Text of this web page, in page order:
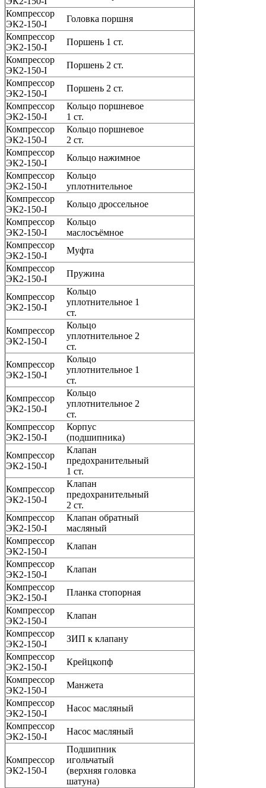
Компрессор
ЭК2-150-I
Головка поршня
Компрессор
ЭК2-150-I
Поршень 1 ст.
Компрессор
ЭК2-150-I
Поршень 2 ст.
Компрессор
ЭК2-150-I
Поршень 2 ст.
Компрессор
ЭК2-150-I
Кольцо поршневое
1 ст.
Компрессор
ЭК2-150-I
Кольцо поршневое
2 ст.
Компрессор
ЭК2-150-I
Кольцо нажимное
Компрессор
ЭК2-150-I
Кольцо
уплотнительное
Компрессор
ЭК2-150-I
Кольцо дроссельное
Компрессор
ЭК2-150-I
Кольцо
маслосъёмное
Компрессор
ЭК2-150-I
Муфта
Компрессор
ЭК2-150-I
Пружина
Компрессор
ЭК2-150-I
Кольцо
уплотнительное 1
ст.
Компрессор
ЭК2-150-I
Кольцо
уплотнительное 2
ст.
Компрессор
ЭК2-150-I
Кольцо
уплотнительное 1
ст.
Компрессор
ЭК2-150-I
Кольцо
уплотнительное 2
ст.
Компрессор
ЭК2-150-I
Корпус
(подшипника)
Компрессор
ЭК2-150-I
Клапан
предохранительный
1 ст.
Компрессор
ЭК2-150-I
Клапан
предохранительный
2 ст.
Компрессор
ЭК2-150-I
Клапан обратный
масляный
Компрессор
ЭК2-150-I
Клапан
Компрессор
ЭК2-150-I
Клапан
Компрессор
ЭК2-150-I
Планка стопорная
Компрессор
ЭК2-150-I
Клапан
Компрессор
ЭК2-150-I
ЗИП к клапану
Компрессор
ЭК2-150-I
Крейцкопф
Компрессор
ЭК2-150-I
Манжета
Компрессор
ЭК2-150-I
Насос масляный
Компрессор
ЭК2-150-I
Насос масляный
Компрессор
ЭК2-150-I
Подшипник
игольчатый
(верхняя головка
шатуна)